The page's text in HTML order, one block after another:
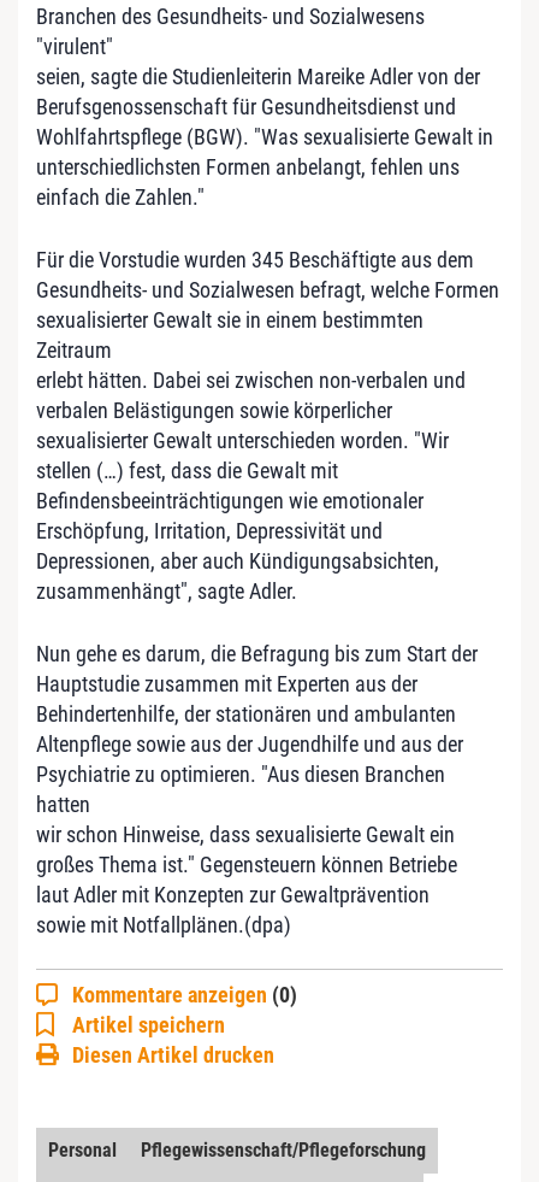
Branchen des Gesundheits- und Sozialwesens
"virulent"
seien, sagte die Studienleiterin Mareike Adler von der
Berufsgenossenschaft für Gesundheitsdienst und
Wohlfahrtspflege (BGW). "Was sexualisierte Gewalt in
unterschiedlichsten Formen anbelangt, fehlen uns
einfach die Zahlen."
Für die Vorstudie wurden 345 Beschäftigte aus dem
Gesundheits- und Sozialwesen befragt, welche Formen
sexualisierter Gewalt sie in einem bestimmten
Zeitraum
erlebt hätten. Dabei sei zwischen non-verbalen und
verbalen Belästigungen sowie körperlicher
sexualisierter Gewalt unterschieden worden. "Wir
stellen (…) fest, dass die Gewalt mit
Befindensbeeinträchtigungen wie emotionaler
Erschöpfung, Irritation, Depressivität und
Depressionen, aber auch Kündigungsabsichten,
zusammenhängt", sagte Adler.
Nun gehe es darum, die Befragung bis zum Start der
Hauptstudie zusammen mit Experten aus der
Behindertenhilfe, der stationären und ambulanten
Altenpflege sowie aus der Jugendhilfe und aus der
Psychiatrie zu optimieren. "Aus diesen Branchen
hatten
wir schon Hinweise, dass sexualisierte Gewalt ein
großes Thema ist." Gegensteuern können Betriebe
laut Adler mit Konzepten zur Gewaltprävention
sowie mit Notfallplänen.(dpa)
Kommentare anzeigen (0)
Artikel speichern
Diesen Artikel drucken
Personal
Pflegewissenschaft/Pflegeforschung